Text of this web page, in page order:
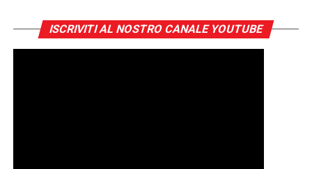
ISCRIVITI AL NOSTRO CANALE YOUTUBE